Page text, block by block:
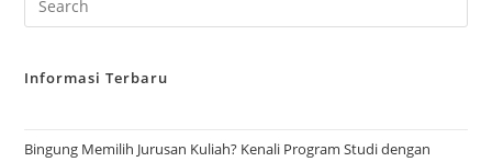
Informasi Terbaru
Bingung Memilih Jurusan Kuliah? Kenali Program Studi dengan